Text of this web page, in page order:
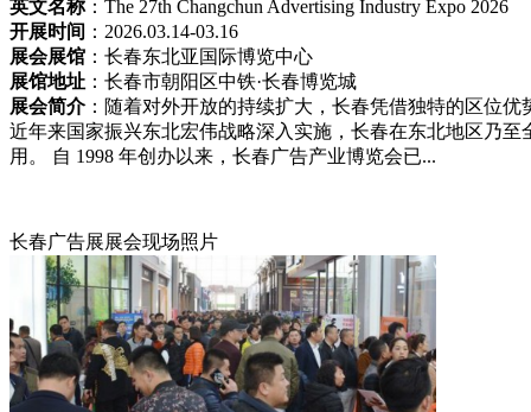
英文名称：The 27th Changchun Advertising Industry Expo 2026
开展时间 ：2026.03.14-03.16
展会展馆 ：长春东北亚国际博览中心
展馆地址 ：长春市朝阳区中铁·长春博览城
展会简介：随着对外开放的持续扩大，长春凭借独特的区位
近年来国家振兴东北宏伟战略深入实施，长春在东北地区乃
用。 自 1998 年创办以来，长春广告产业博览会已...
长春广告展展会现场照片